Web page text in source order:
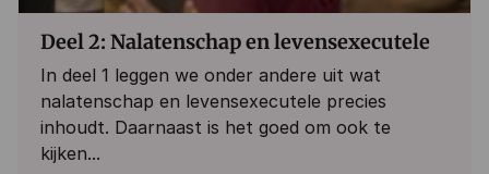
Deel 2: Nalatenschap en levensexecutele
In deel 1 leggen we onder andere uit wat
nalatenschap en levensexecutele precies
inhoudt. Daarnaast is het goed om ook te
kijken...